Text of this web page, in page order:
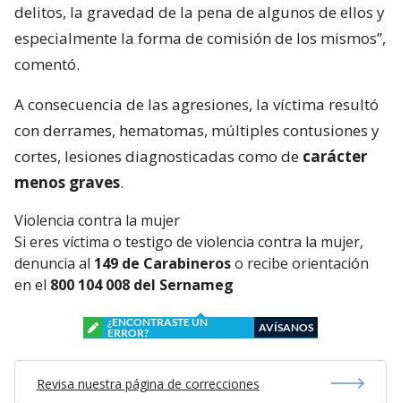
delitos, la gravedad de la pena de algunos de ellos y
especialmente la forma de comisión de los mismos”,
comentó.
A consecuencia de las agresiones, la víctima resultó
con derrames, hematomas, múltiples contusiones y
cortes, lesiones diagnosticadas como de carácter
menos graves.
Violencia contra la mujer
Si eres víctima o testigo de violencia contra la mujer,
denuncia al 149 de Carabineroso recibe orientación
en el 800 104 008 del Sernameg
¿ENCONTRASTE UN
ERROR?
AVÍSANOS
Revisa nuestra página de correcciones